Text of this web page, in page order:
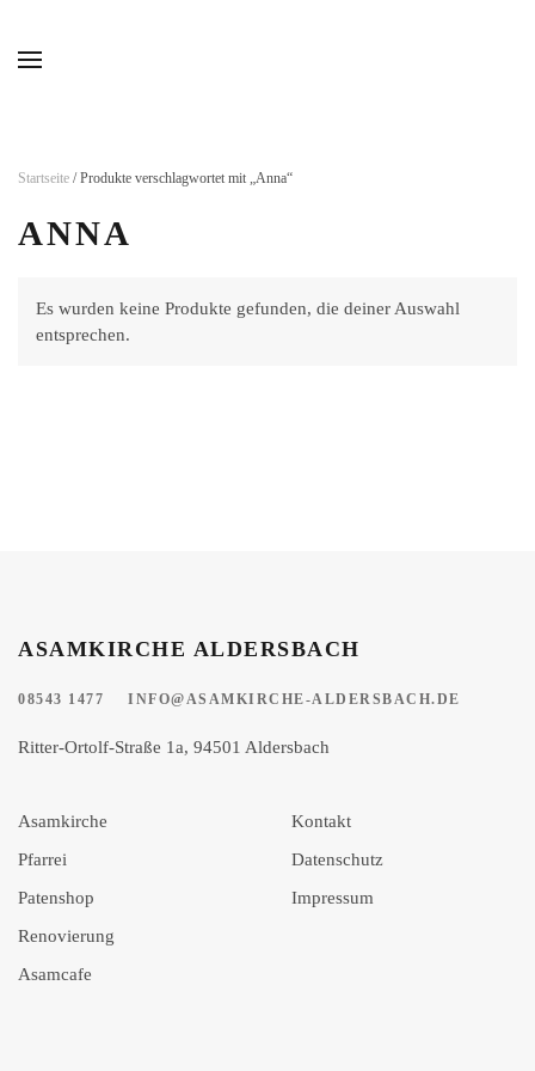
Startseite / Produkte verschlagwortet mit „Anna“
ANNA
Es wurden keine Produkte gefunden, die deiner Auswahl
entsprechen.
ASAMKIRCHE ALDERSBACH
08543 1477 INFO@ASAMKIRCHE-ALDERSBACH.DE
Ritter-Ortolf-Straße 1a, 94501 Aldersbach
Asamkirche
Pfarrei
Patenshop
Renovierung
Asamcafe
Kontakt
Datenschutz
Impressum